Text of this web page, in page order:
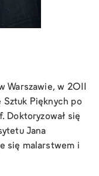
Warszawie, w 2011
Sztuk Pięknych po
Doktoryzował się
Jana
się malarstwem i